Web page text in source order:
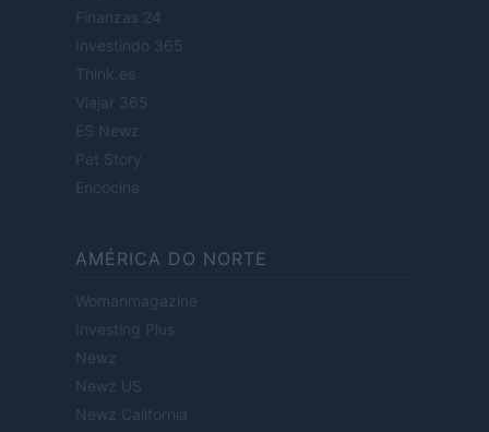
Finanzas 24
Investindo 365
Think.es
Viajar 365
ES Newz
Pet Story
Encocina
AMÉRICA DO NORTE
Womanmagazine
Investing Plus
Newz
Newz US
Newz California